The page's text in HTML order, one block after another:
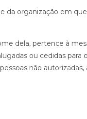
da organização em
dela, pertence à
ou cedidas para
não